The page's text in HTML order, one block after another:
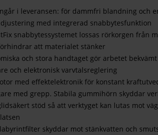
i leveransen: för dammfri blandning och
med integrerad snabbytesfunktion
snabbytessystemet lossas rörkorgen från
att materialet stänker
och stora handtaget gör arbetet
och elektronisk varvtalsreglering
med effektelektronik för konstant
med grepp. Stabila gummihörn skyddar
stöd så att verktyget kan lutas mot
skyddar mot stänkvatten och